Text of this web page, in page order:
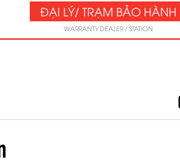
ĐẠI LÝ/ TRẠM BẢO HÀNH
WARRANTY DEALER / STATION